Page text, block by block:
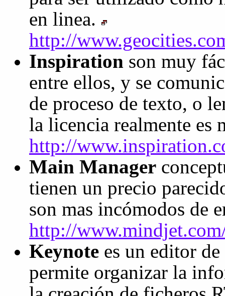
en linea.
http://
Inspiration son muy
entre ellos, y se
de proceso de texto, o
la licencia realmente es
http://
Main Manager
tienen un precio
son mas incómodos de
http://
Keynote es un editor
permite organizar la